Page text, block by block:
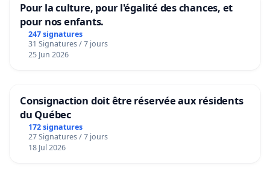
Pour la culture, pour l'égalité des chances, et
pour nos enfants.
247 signatures
31 Signatures / 7 jours
25 Jun 2026
Consignaction doit être réservée aux résidents
du Québec
172 signatures
27 Signatures / 7 jours
18 Jul 2026